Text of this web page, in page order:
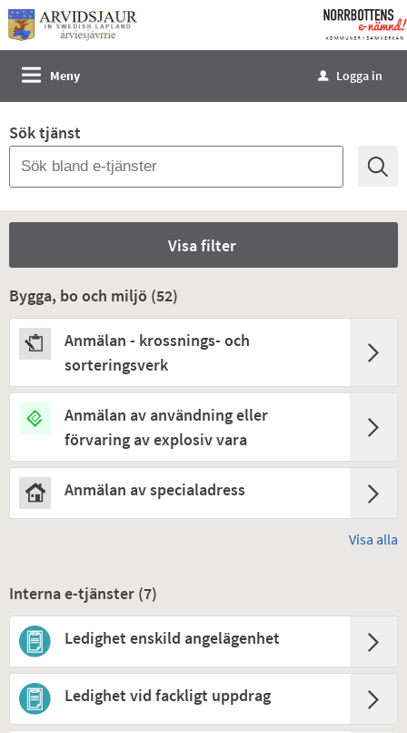
Välkommen
till
tjänster
Norrbottens
enämnd
Meny u Logga in
Sök tjänst
Visa filter
Bygga, bo och miljö (52)
Anmälan - krossnings- och
sorteringsverk
Anmälan av användning eller
förvaring av explosiv vara
Anmälan av specialadress
Visa alla
Interna e-tjänster (7)
Ledighet enskild angelägenhet
Ledighet vid fackligt uppdrag